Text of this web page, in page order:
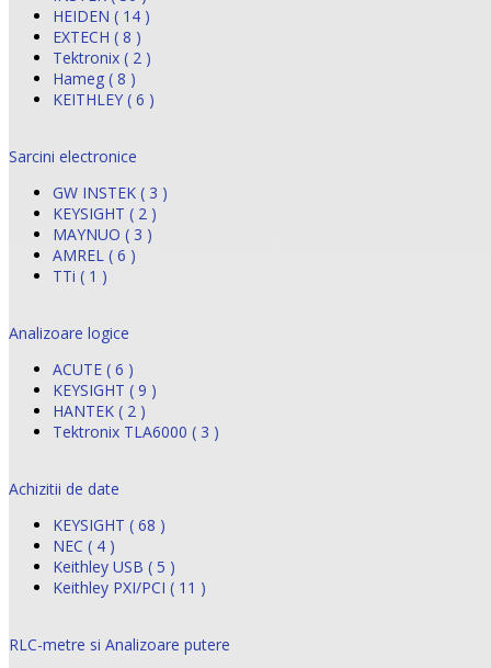
HEIDEN ( 14 )
EXTECH ( 8 )
Tektronix ( 2 )
Hameg ( 8 )
KEITHLEY ( 6 )
Sarcini electronice
GW INSTEK ( 3 )
KEYSIGHT ( 2 )
MAYNUO ( 3 )
AMREL ( 6 )
TTi ( 1 )
Analizoare logice
ACUTE ( 6 )
KEYSIGHT ( 9 )
HANTEK ( 2 )
Tektronix TLA6000 ( 3 )
Achizitii de date
KEYSIGHT ( 68 )
NEC ( 4 )
Keithley USB ( 5 )
Keithley PXI/PCI ( 11 )
RLC-metre si Analizoare putere